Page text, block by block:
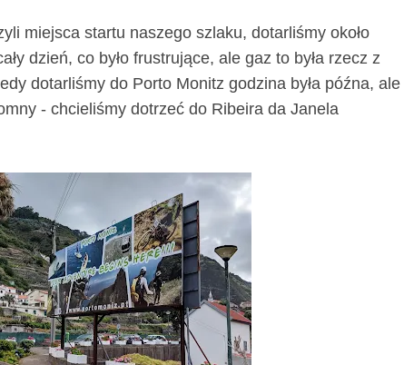
miejsca startu naszego szlaku, dotarliśmy około
dzień, co było frustrujące, ale gaz to była rzecz z
dotarliśmy do Porto Monitz godzina była późna, ale
- chcieliśmy dotrzeć do Ribeira da Janela